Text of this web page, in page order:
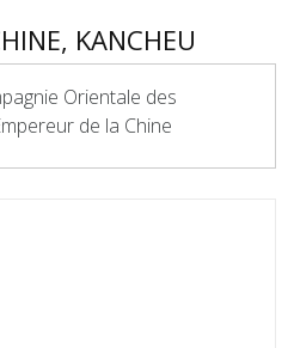
KANCHEU
Orientale des
de la Chine